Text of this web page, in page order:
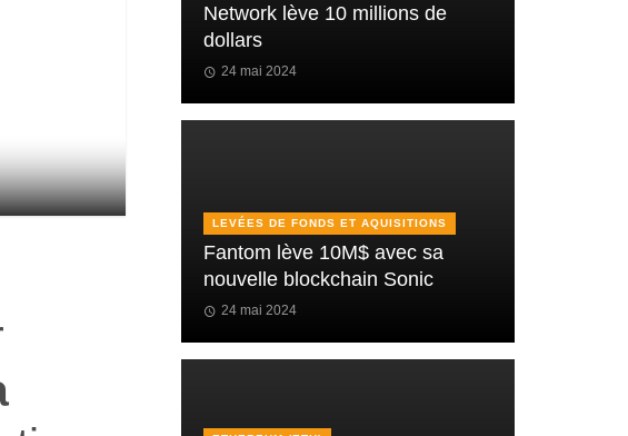
Network lève 10 millions de
dollars
24 mai 2024
LEVÉES DE FONDS ET AQUISITIONS
Fantom lève 10M$ avec sa
nouvelle blockchain Sonic
24 mai 2024